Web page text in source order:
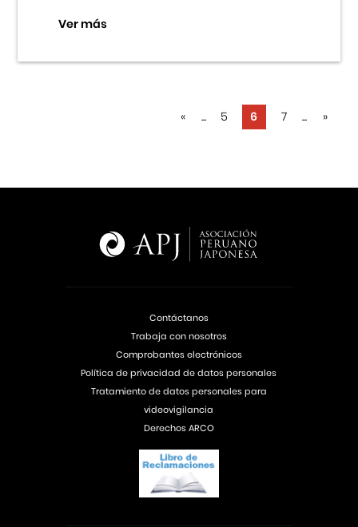
Ver más
« ... 5 6 7 ... »
Contáctanos
Trabaja con nosotros
Comprobantes electrónicos
Política de privacidad de datos personales
Tratamiento de datos personales para
videovigilancia
Derechos ARCO